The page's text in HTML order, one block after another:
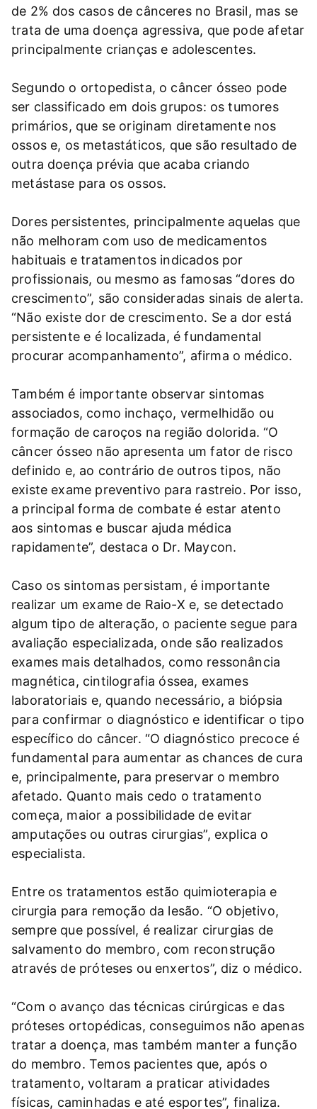
de 2% dos casos de cânceres no Brasil, mas se
trata de uma doença agressiva, que pode afetar
principalmente crianças e adolescentes.
Segundo o ortopedista, o câncer ósseo pode
ser classificado em dois grupos: os tumores
primários, que se originam diretamente nos
ossos e, os metastáticos, que são resultado de
outra doença prévia que acaba criando
metástase para os ossos.
Dores persistentes, principalmente aquelas que
não melhoram com uso de medicamentos
habituais e tratamentos indicados por
profissionais, ou mesmo as famosas “dores do
crescimento”, são consideradas sinais de alerta.
“Não existe dor de crescimento. Se a dor está
persistente e é localizada, é fundamental
procurar acompanhamento”, afirma o médico.
Também é importante observar sintomas
associados, como inchaço, vermelhidão ou
formação de caroços na região dolorida. “O
câncer ósseo não apresenta um fator de risco
definido e, ao contrário de outros tipos, não
existe exame preventivo para rastreio. Por isso,
a principal forma de combate é estar atento
aos sintomas e buscar ajuda médica
rapidamente”, destaca o Dr. Maycon.
Caso os sintomas persistam, é importante
realizar um exame de Raio-X e, se detectado
algum tipo de alteração, o paciente segue para
avaliação especializada, onde são realizados
exames mais detalhados, como ressonância
magnética, cintilografia óssea, exames
laboratoriais e, quando necessário, a biópsia
para confirmar o diagnóstico e identificar o tipo
específico do câncer. “O diagnóstico precoce é
fundamental para aumentar as chances de cura
e, principalmente, para preservar o membro
afetado. Quanto mais cedo o tratamento
começa, maior a possibilidade de evitar
amputações ou outras cirurgias”, explica o
especialista.
Entre os tratamentos estão quimioterapia e
cirurgia para remoção da lesão. “O objetivo,
sempre que possível, é realizar cirurgias de
salvamento do membro, com reconstrução
através de próteses ou enxertos”, diz o médico.
“Com o avanço das técnicas cirúrgicas e das
próteses ortopédicas, conseguimos não apenas
tratar a doença, mas também manter a função
do membro. Temos pacientes que, após o
tratamento, voltaram a praticar atividades
físicas, caminhadas e até esportes”, finaliza.